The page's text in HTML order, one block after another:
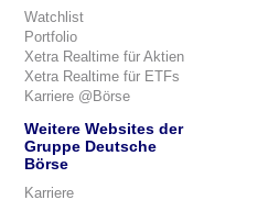
Watchlist
Portfolio
Xetra Realtime für Aktien
Xetra Realtime für ETFs
Karriere @Börse
Weitere Websites der
Gruppe Deutsche
Börse
Karriere